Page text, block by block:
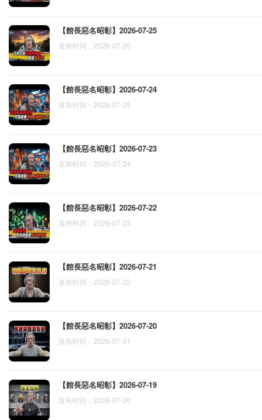
【館長惡名昭彰】2026-07-25
发布时间：2026-07-26
【館長惡名昭彰】2026-07-24
发布时间：2026-07-25
【館長惡名昭彰】2026-07-23
发布时间：2026-07-24
【館長惡名昭彰】2026-07-22
发布时间：2026-07-23
【館長惡名昭彰】2026-07-21
发布时间：2026-07-22
【館長惡名昭彰】2026-07-20
发布时间：2026-07-21
【館長惡名昭彰】2026-07-19
发布时间：2026-07-20